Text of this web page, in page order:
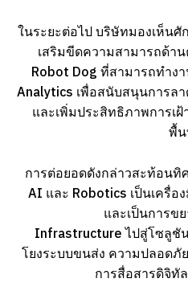
ในระยะต่อไป บริษัทมองเห็น
เสริมขีดความสามารถด้า
Robot Dog ที่สามารถทำง
Analytics เพื่อสนับสนุนการลา
และเพิ่มประสิทธิภาพการเ
พื้
การต่อยอดดังกล่าวสะท้อนทิ
AI และ Robotics เป็นเครื่
และเป็นการข
Infrastructure ไปสู่โซลูชั
โยงระบบขนส่ง ความปลอด
การสื่อสารดิจิทั